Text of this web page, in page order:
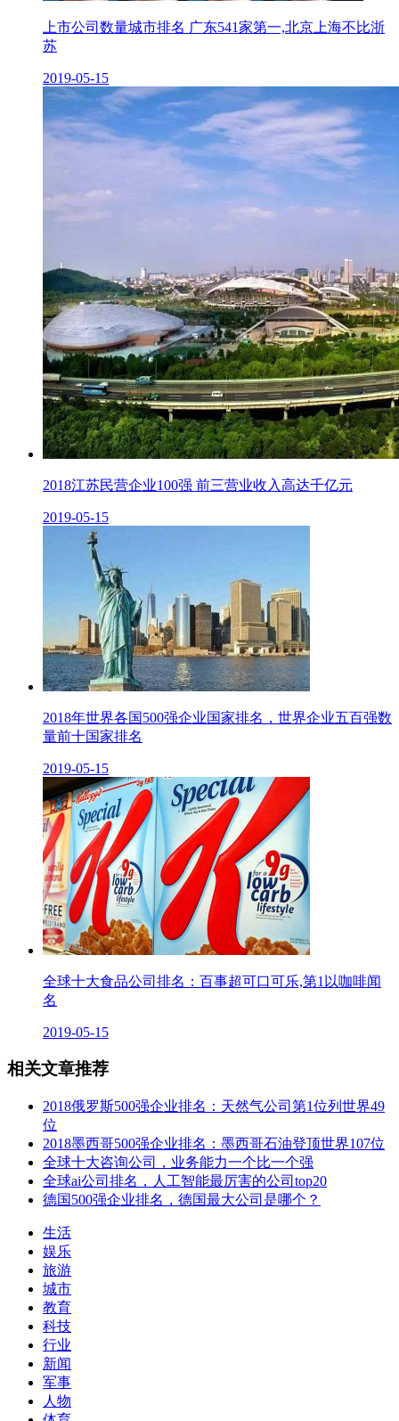
上市公司数量城市排名 广东541家第一,北京上海不比浙
苏
2019-05-15
2018江苏民营企业100强 前三营业收入高达千亿元
2019-05-15
2018年世界各国500强企业国家排名，世界企业五百强数
量前十国家排名
2019-05-15
全球十大食品公司排名：百事超可口可乐,第1以咖啡闻
名
2019-05-15
相关文章推荐
2018俄罗斯500强企业排名：天然气公司第1位列世界49
位
2018墨西哥500强企业排名：墨西哥石油登顶世界107位
全球十大咨询公司，业务能力一个比一个强
全球ai公司排名，人工智能最厉害的公司top20
德国500强企业排名，德国最大公司是哪个？
生活
娱乐
旅游
城市
教育
科技
行业
新闻
军事
人物